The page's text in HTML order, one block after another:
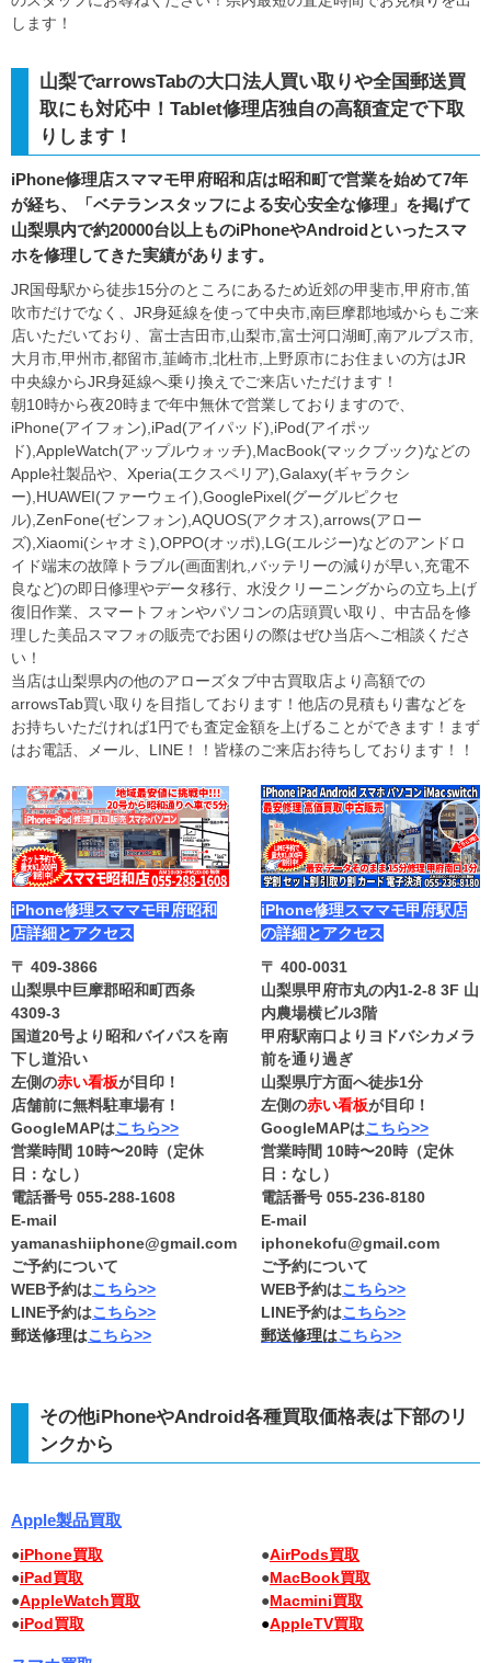
します！
山梨でarrowsTabの大口法人買い取りや全国郵送買
取にも対応中！Tablet修理店独自の高額査定で下取
りします！
iPhone修理店スママモ甲府昭和店は昭和町で営業を始めて7年
が経ち、「ベテランスタッフによる安心安全な修理」を掲げて
山梨県内で約20000台以上ものiPhoneやAndroidといったスマ
ホを修理してきた実績があります。
JR国母駅から徒歩15分のところにあるため近郊の甲斐市,甲府市,笛
吹市だけでなく、JR身延線を使って中央市,南巨摩郡地域からもご来
店いただいており、富士吉田市,山梨市,富士河口湖町,南アルプス市,
大月市,甲州市,都留市,韮崎市,北杜市,上野原市にお住まいの方はJR
中央線からJR身延線へ乗り換えでご来店いただけます！
朝10時から夜20時まで年中無休で営業しておりますので、
iPhone(アイフォン),iPad(アイパッド),iPod(アイポッ
ド),AppleWatch(アップルウォッチ),MacBook(マックブック)などの
Apple社製品や、Xperia(エクスペリア),Galaxy(ギャラクシ
ー),HUAWEI(ファーウェイ),GooglePixel(グーグルピクセ
ル),ZenFone(ゼンフォン),AQUOS(アクオス),arrows(アロー
ズ),Xiaomi(シャオミ),OPPO(オッポ),LG(エルジー)などのアンドロ
イド端末の故障トラブル(画面割れ,バッテリーの減りが早い,充電不
良など)の即日修理やデータ移行、水没クリーニングからの立ち上げ
復旧作業、スマートフォンやパソコンの店頭買い取り、中古品を修
理した美品スマフォの販売でお困りの際はぜひ当店へご相談くださ
い！
当店は山梨県内の他のアローズタブ中古買取店より高額での
arrowsTab買い取りを目指しております！他店の見積もり書などを
お持ちいただければ1円でも査定金額を上げることができます！まず
はお電話、メール、LINE！！皆様のご来店お待ちしております！！
iPhone修理スママモ甲府昭和
店詳細とアクセス
〒 409-3866
山梨県中巨摩郡昭和町西条
4309-3
国道20号より昭和バイパスを南
下し道沿い
左側の赤い看板が目印！
店舗前に無料駐車場有！
GoogleMAPはこちら>>
営業時間 10時〜20時（定休
日：なし）
電話番号 055-288-1608
E-mail
yamanashiiphone@gmail.com
ご予約について
WEB予約はこちら>>
LINE予約はこちら>>
郵送修理はこちら>>
iPhone修理スママモ甲府駅店
の詳細とアクセス
〒 400-0031
山梨県甲府市丸の内1-2-8 3F 山
内農場横ビル3階
甲府駅南口よりヨドバシカメラ
前を通り過ぎ
山梨県庁方面へ徒歩1分
左側の赤い看板が目印！
GoogleMAPはこちら>>
営業時間 10時〜20時（定休
日：なし）
電話番号 055-236-8180
E-mail
iphonekofu@gmail.com
ご予約について
WEB予約はこちら>>
LINE予約はこちら>>
郵送修理はこちら>>
その他iPhoneやAndroid各種買取価格表は下部のリ
ンクから
Apple製品買取
●iPhone買取
●iPad買取
●AppleWatch買取
●iPod買取
●AirPods買取
●MacBook買取
●Macmini買取
●AppleTV買取